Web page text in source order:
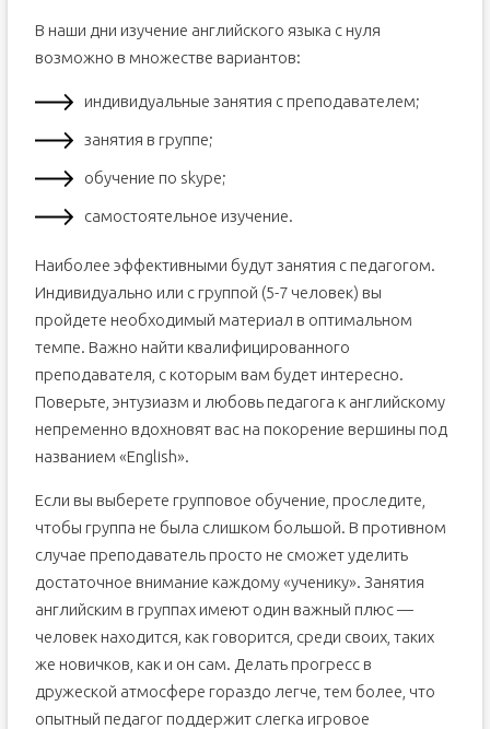
В наши дни изучение английского языка с нуля
возможно в множестве вариантов:
индивидуальные занятия с преподавателем;
занятия в группе;
обучение по skype;
самостоятельное изучение.
Наиболее эффективными будут занятия с педагогом.
Индивидуально или с группой (5-7 человек) вы
пройдете необходимый материал в оптимальном
темпе. Важно найти квалифицированного
преподавателя, с которым вам будет интересно.
Поверьте, энтузиазм и любовь педагога к английскому
непременно вдохновят вас на покорение вершины под
названием «English».
Если вы выберете групповое обучение, проследите,
чтобы группа не была слишком большой. В противном
случае преподаватель просто не сможет уделить
достаточное внимание каждому «ученику». Занятия
английским в группах имеют один важный плюс —
человек находится, как говорится, среди своих, таких
же новичков, как и он сам. Делать прогресс в
дружеской атмосфере гораздо легче, тем более, что
опытный педагог поддержит слегка игровое